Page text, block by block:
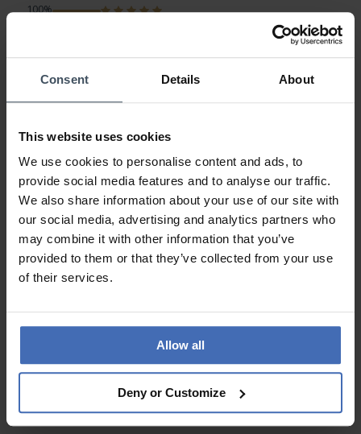
Consent Details About
This website uses cookies
We use cookies to personalise content and ads, to
provide social media features and to analyse our traffic.
We also share information about your use of our site with
our social media, advertising and analytics partners who
may combine it with other information that you’ve
provided to them or that they’ve collected from your use
of their services.
Allow all
Deny or Customize
100%
0%
0%
Klassiker-Automatik Uhr
Review by Noé Tondeur domenica, 14 gennaio 2024
DESIGN
PREZZO-PRESTANZIONE
Preis-Leistung bei dieser mechanischen Uhr ist einfach
überzeugend.
ALLE RECENSIONI